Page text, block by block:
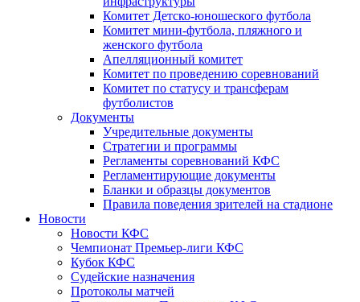
Комитет Детско-юношеского футбола
Комитет мини-футбола, пляжного и
женского футбола
Апелляционный комитет
Комитет по проведению соревнований
Комитет по статусу и трансферам
футболистов
Документы
Учредительные документы
Стратегии и программы
Регламенты соревнований КФС
Регламентирующие документы
Бланки и образцы документов
Правила поведения зрителей на стадионе
Новости
Новости КФС
Чемпионат Премьер-лиги КФС
Кубок КФС
Судейские назначения
Протоколы матчей